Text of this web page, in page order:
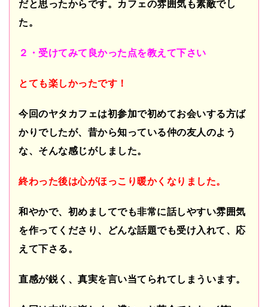
だと思ったからです。カフェの雰囲気も素敵でし
た。
２・受けてみて良かった点を教えて下さい
とても楽しかったです！
今回のヤタカフェは初参加で初めてお会いする方ば
かりでしたが、昔から知っている仲の友人のよう
な、そんな感じがしました。
終わった後は心がほっこり暖かくなりました。
和やかで、初めましてでも非常に話しやすい雰囲気
を作ってくださり、
どんな話題でも受け入れて、応
えて下さる。
直感が鋭く、真実を言い当てられてしまういます。